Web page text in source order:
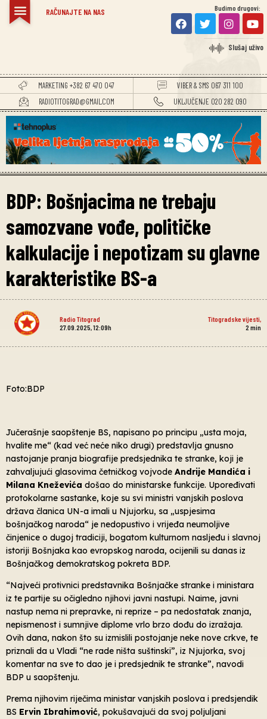
RAČUNAJTE NA NAS Budimo drugovi:
Slušaj uživo
MARKETING +382 67 470 047
VIBER & SMS 067 311 100
RADIOTITOGRAD@GMAIL.COM
UKLJUČENJE 020 282 090
BDP: Bošnjacima ne trebaju
samozvane vođe, političke
kalkulacije i nepotizam su glavne
karakteristike BS-a
Radio Titograd Titogradske vijesti
27.09.2025, 12:09h
2 min
Foto:BDP
Jučerašnje saopštenje BS, napisano po principu „usta moja,
hvalite me“ (kad već neće niko drugi) predstavlja gnusno
nastojanje pranja biografije predsjednika te stranke, koji je
zahvaljujući glasovima četničkog vojvode Andrije Mandića i
Milana Kneževića došao do ministarske funkcije. Upoređivati
protokolarne sastanke, koje su svi ministri vanjskih poslova
država članica UN-a imali u Njujorku, sa „uspjesima
bošnjačkog naroda“ je nedopustivo i vrijeđa neumoljive
činjenice o dugoj tradiciji, bogatom kulturnom nasljeđu i slavnoj
istoriji Bošnjaka kao evropskog naroda, ocijenili su danas iz
Bošnjačkog demokratskog pokreta BDP.
“Najveći protivnici predstavnika Bošnjačke stranke i ministara
iz te partije su očigledno njihovi javni nastupi. Naime, javni
nastup nema ni prepravke, ni reprize – pa nedostatak znanja,
nepismenost i sumnjive diplome vrlo brzo dođu do izražaja.
Ovih dana, nakon što su izmislili postojanje neke nove crkve, te
priznali da u Vladi “ne rade ništa suštinski”, iz Njujorka, svoj
komentar na sve to dao je i predsjednik te stranke”, navodi
BDP u saopštenju.
Prema njihovim riječima ministar vanjskih poslova i predsjendik
BS Ervin Ibrahimović, pokušavajući da svoj poljuljani